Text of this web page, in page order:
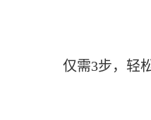
仅需3步，轻